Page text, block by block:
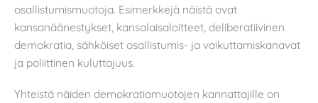
osallistumismuotoja. Esimerkkejä näistä ovat
kansanäänestykset, kansalaisaloitteet, deliberatiivinen
demokratia, sähköiset osallistumis- ja vaikuttamiskanavat
ja poliittinen kuluttajuus.
Yhteistä näiden demokratiamuotojen kannattajille on